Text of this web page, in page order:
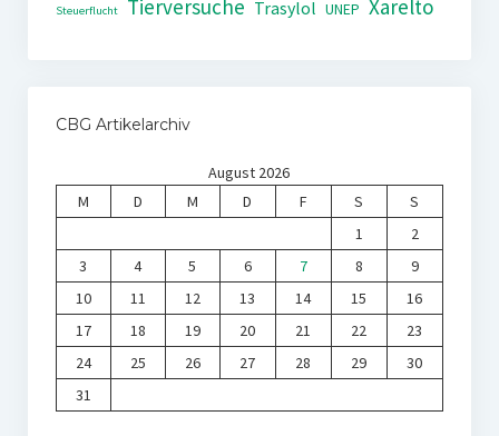
Steuerflucht Tierversuche Trasylol UNEP Xarelto
CBG Artikelarchiv
August 2026
M
D M D F S
S
1
2
3
4 5 6 7 8
9
10
11 12 13 14 15
16
17
18 19 20 21 22
23
24
25 26 27 28 29
30
31